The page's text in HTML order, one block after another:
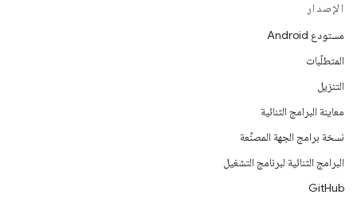
الإصدار
مستودع Android
المتطلّبات
التنزيل
معاينة البرامج الثنائية
نسخة برامج الجهة المصنِّعة
البرامج الثنائية لبرنامج التشغيل
GitHub